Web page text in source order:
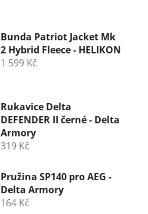
Bunda Patriot Jacket Mk
2 Hybrid Fleece - HELIKON
1 599 Kč
Rukavice Delta
DEFENDER II černé - Delta
Armory
319 Kč
Pružina SP140 pro AEG -
Delta Armory
164 Kč